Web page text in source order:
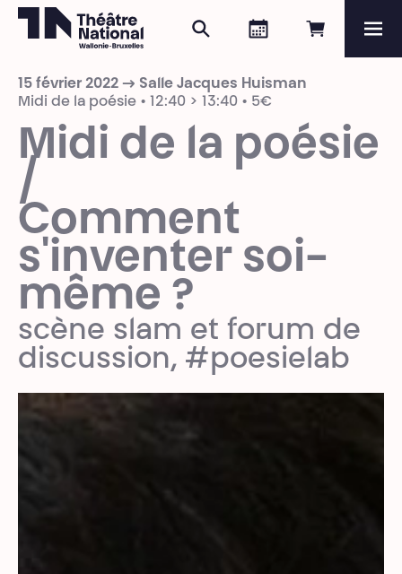
Réserver
Agenda
Rechercher
Magazine
Programme
15 février 2022 → Salle Jacques Huisman
Midi de la poésie • 12:40 > 13:40 • 5€
Midi de la poésie
/
Comment
s'inventer soi-
même ?
scène slam et forum de
discussion, #poesielab